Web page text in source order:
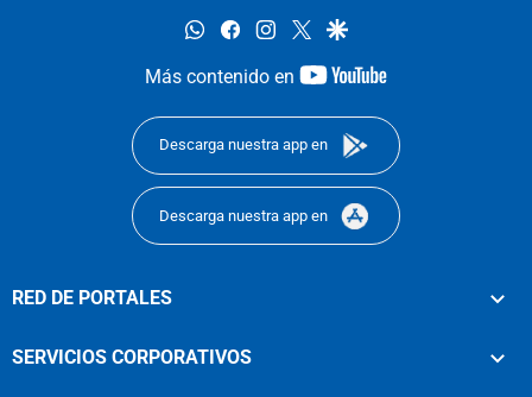
whatsappfacebookinstagram
twittergoogle
Más contenido en
youtube-
Descarga nuestra app en
Descarga nuestra app en
RED DE PORTALES
SERVICIOS CORPORATIVOS